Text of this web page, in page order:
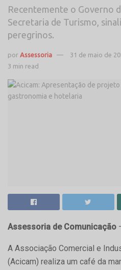
Recentemente o Governo
Secretaria de Turismo,
peregrinos.
por Assessoria
31 de maio de
3 min read
Assessoria de Comunicação
A Associação Comercial e
(Acicam) realiza um café da